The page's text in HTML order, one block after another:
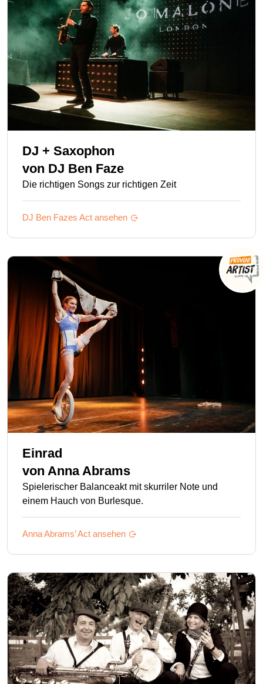
DJ + Saxophon
von DJ Ben Faze
Die richtigen Songs zur richtigen Zeit
DJ Ben Fazes Act ansehen
Einrad
von Anna Abrams
Spielerischer Balanceakt mit skurriler Note und
einem Hauch von Burlesque.
Anna Abrams’Act ansehen